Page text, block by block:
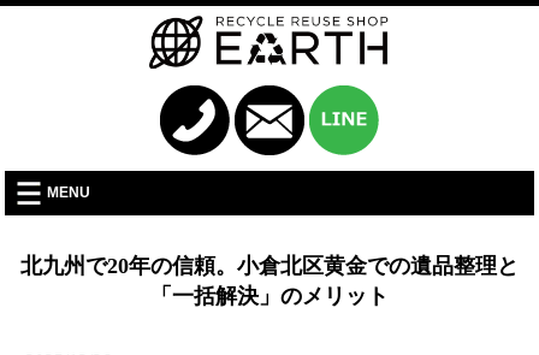
MENU
北九州で20年の信頼。小倉北区黄金での遺品整理と
「一括解決」のメリット